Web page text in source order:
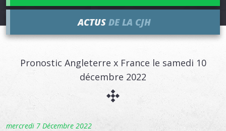
ACTUS DE LA CJH
Pronostic Angleterre x France le samedi 10
décembre 2022
mercredi 7 Décembre 2022